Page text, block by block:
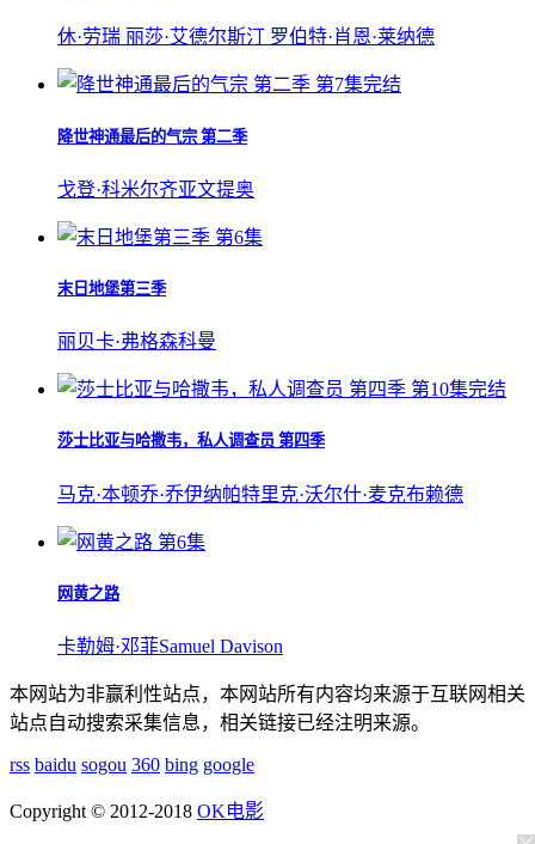
休·劳瑞 丽莎·艾德尔斯汀 罗伯特·肖恩·莱纳德
第7集完结
降世神通最后的气宗 第二季
戈登·科米尔齐亚文提奥
第6集
末日地堡第三季
丽贝卡·弗格森科曼
第10集完结
莎士比亚与哈撒韦，私人调查员 第四季
马克·本顿乔·乔伊纳帕特里克·沃尔什·麦克布赖德
第6集
网黄之路
卡勒姆·邓菲Samuel Davison
本网站为非赢利性站点，本网站所有内容均来源于互联网相关
站点自动搜索采集信息，相关链接已经注明来源。
rss baidu sogou 360 bing google
Copyright © 2012-2018 OK电影